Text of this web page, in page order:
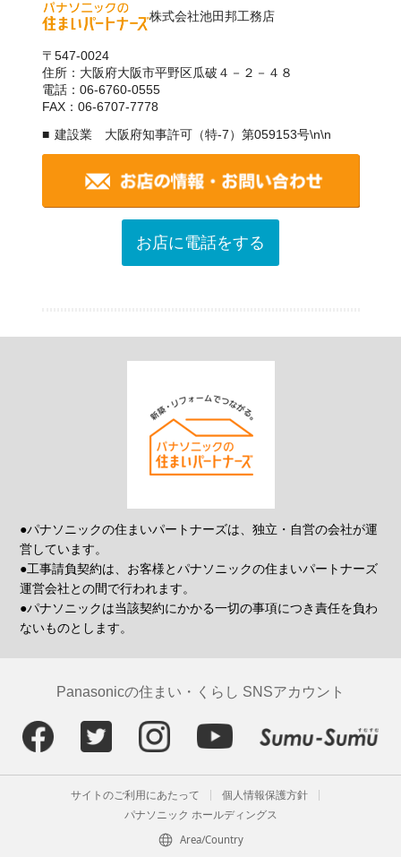
株式会社池田邦工務店
〒547-0024
住所：大阪府大阪市平野区瓜破４－２－４８
電話：06-6760-0555
FAX：06-6707-7778
建設業 大阪府知事許可（特-7）第059153号\n\n
お店に電話をする
●パナソニックの住まいパートナーズは、独立・自営の会社が運
営しています。
●工事請負契約は、お客様とパナソニックの住まいパートナーズ
運営会社との間で行われます。
●パナソニックは当該契約にかかる一切の事項につき責任を負わ
ないものとします。
Panasonicの住まい・くらし SNSアカウント
サイトのご利用にあたって
個人情報保護方針
パナソニック ホールディングス
Area/Country